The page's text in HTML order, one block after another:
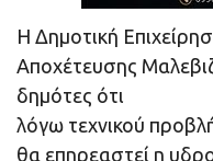
Η Δημοτική
Αποχέτευσης
δημότες ότι
λόγω τεχνικού
θα επηρεαστεί η